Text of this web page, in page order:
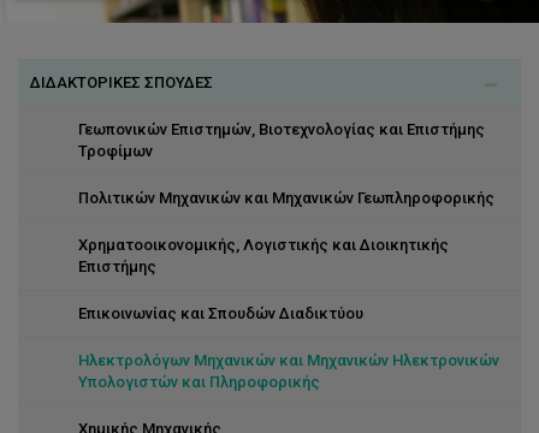
ΔΙΔΑΚΤΟΡΙΚΕΣ ΣΠΟΥΔΕΣ
Γεωπονικών Επιστημών, Βιοτεχνολογίας και Επιστήμης
Τροφίμων
Πολιτικών Μηχανικών και Μηχανικών Γεωπληροφορικής
Χρηματοοικονομικής, Λογιστικής και Διοικητικής
Επιστήμης
Επικοινωνίας και Σπουδών Διαδικτύου
Ηλεκτρολόγων Μηχανικών και Μηχανικών Ηλεκτρονικών
Υπολογιστών και Πληροφορικής
Χημικής Μηχανικής